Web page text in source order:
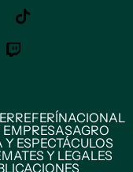
REFERÍNACIONAL
AGRO
Y ESPECTÁCULOS
Y LEGALES